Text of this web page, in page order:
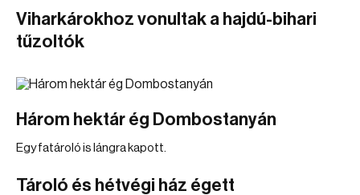
Viharkárokhoz vonultak a hajdú-bihari
tűzoltók
Három hektár ég Dombostanyán
Egy fatároló is lángra kapott.
Tároló és hétvégi ház égett